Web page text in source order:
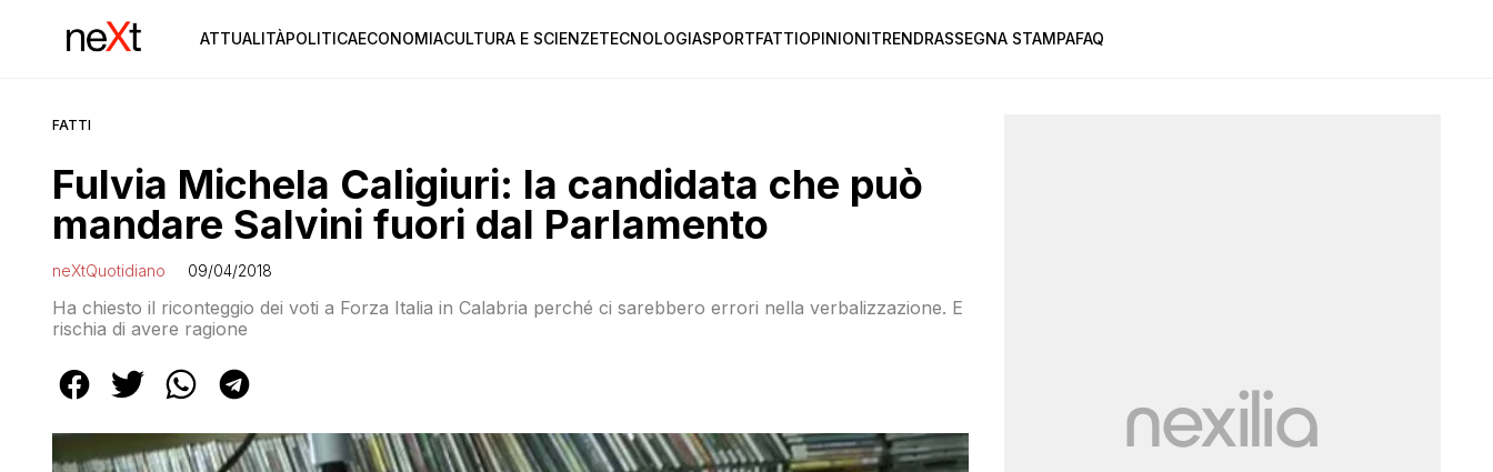
ATTUALITÀPOLITICAECONOMIACULTURA E SCIENZETECNOLOGIASPORTFATTIOPINIONITRENDRASSEGNA STAMPAFAQ
FATTI
Fulvia Michela Caligiuri: la candidata che può
mandare Salvini fuori dal Parlamento
neXtQuotidiano 09/04/2018
Ha chiesto il riconteggio dei voti a Forza Italia in Calabria perché ci sarebbero errori nella verbalizzazione. E
rischia di avere ragione